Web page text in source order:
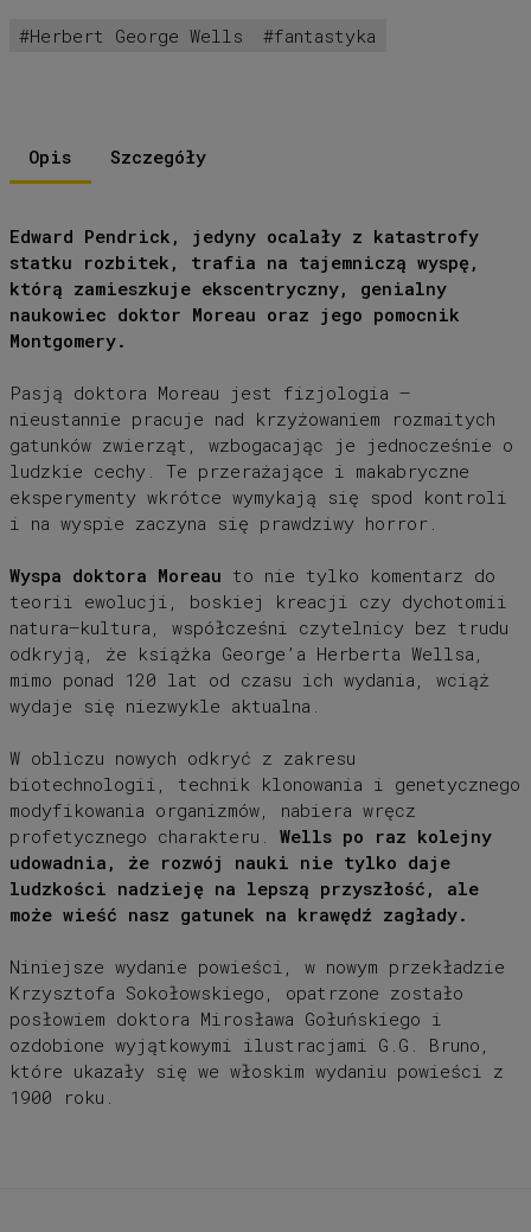
Herbert George Wells fantastyka
Opis Szczegóły
Edward Pendrick, jedyny ocalały z katastrofy
statku rozbitek, trafia na tajemniczą wyspę,
którą zamieszkuje ekscentryczny, genialny
naukowiec doktor Moreau oraz jego pomocnik
Montgomery.
Pasją doktora Moreau jest fizjologia –
nieustannie pracuje nad krzyżowaniem rozmaitych
gatunków zwierząt, wzbogacając je jednocześnie o
ludzkie cechy. Te przerażające i makabryczne
eksperymenty wkrótce wymykają się spod kontroli
i na wyspie zaczyna się prawdziwy horror.
Wyspa doktora Moreau to nie tylko komentarz do
teorii ewolucji, boskiej kreacji czy dychotomii
natura–kultura, współcześni czytelnicy bez trudu
odkryją, że książka George’a Herberta Wellsa,
mimo ponad 120 lat od czasu ich wydania, wciąż
wydaje się niezwykle aktualna.
W obliczu nowych odkryć z zakresu
biotechnologii, technik klonowania i genetycznego
modyfikowania organizmów, nabiera wręcz
profetycznego charakteru. Wells po raz kolejny
udowadnia, że rozwój nauki nie tylko daje
ludzkości nadzieję na lepszą przyszłość, ale
może wieść nasz gatunek na krawędź zagłady.
Niniejsze wydanie powieści, w nowym przekładzie
Krzysztofa Sokołowskiego, opatrzone zostało
posłowiem doktora Mirosława Gołuńskiego i
ozdobione wyjątkowymi ilustracjami G.G. Bruno,
które ukazały się we włoskim wydaniu powieści z
1900 roku.